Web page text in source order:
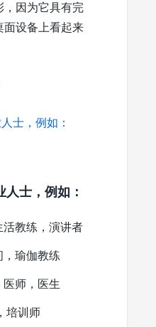
，因为它具有完
面设备上看起来
士，例如：
士，例如：
活教练，演讲者
，瑜伽教练
医师，医生
培训师